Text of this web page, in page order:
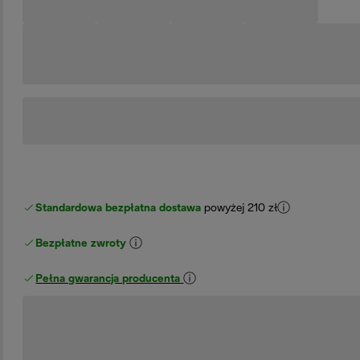
Standardowa bezpłatna dostawa powyżej 210 zł
Bezpłatne zwroty
Pełna gwarancja producenta